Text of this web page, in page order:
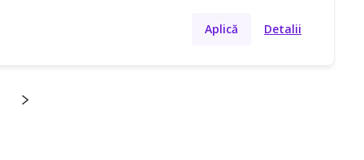
Aplică Detalii